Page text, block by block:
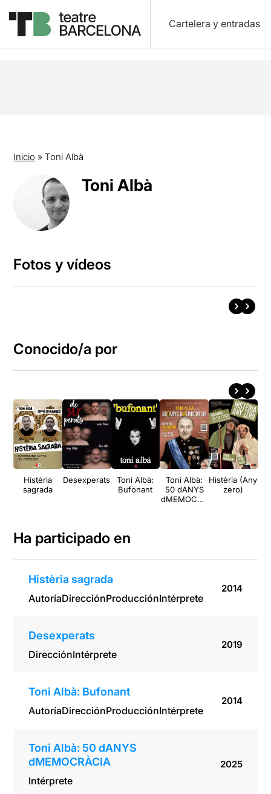
Cartelera y entradas
Inicio »Toni Albà
Toni Albà
Fotos y vídeos
Conocido/a por
Histèria
sagrada
Desexperats
Toni Albà:
Bufonant
Toni Albà:
50 dANYS
dMEMOCRÀ
Histèria (Any
zero)
Ha participado en
Histèria sagrada
AutoríaDirecciónProducciónIntérprete
2014
Desexperats
DirecciónIntérprete
2019
Toni Albà: Bufonant
AutoríaDirecciónProducciónIntérprete
2014
Toni Albà: 50 dANYS
dMEMOCRÀCIA
Intérprete
2025